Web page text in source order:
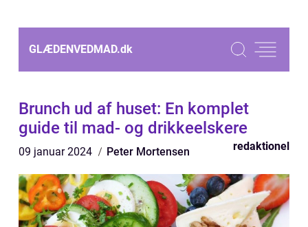
GLÆDENVEDMAD.dk
Brunch ud af huset: En komplet
guide til mad- og drikkeelskere
09 januar 2024 Peter Mortensen redaktionel